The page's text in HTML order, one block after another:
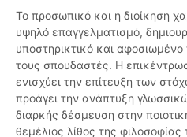
Το προσωπικό και η διοίκηση
υψηλό επαγγελματισμό,
υποστηρικτικό και
τους σπουδαστές. Η
ενισχύει την επίτευξη των
προάγει την ανάπτυξη
διαρκής δέσμευση στην
θεμέλιος λίθος της φιλοσοφίας